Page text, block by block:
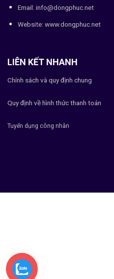
Email: info@dongphuc.net
Website: www.dongphuc.net
LIÊN KẾT NHANH
Chính sách và quy định chung
Quy định về hình thức thanh toán
Tuyển dụng công nhân